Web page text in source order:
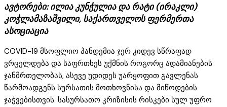
ავტორები: ილია კუნჭულია და რატი (ირაკლი)
კოჭლამაზაშვილი, საქართველოს ფერმერთა
ასოციაცია
COVID-19 მსოფლიო პანდემია ჯერ კიდევ სწრაფად
ვრცელდება და საფრთხეს უქმნის როგორც ადამიანების
ჯანმრთელობას, ასევე უდიდეს უარყოფით გავლენას
წარმოადგენს სურსათის მოთხოვნისა და მიწოდების
ჯაჭვებისთვის. სასურსათო კრიზისის რისკები სულ უფრო